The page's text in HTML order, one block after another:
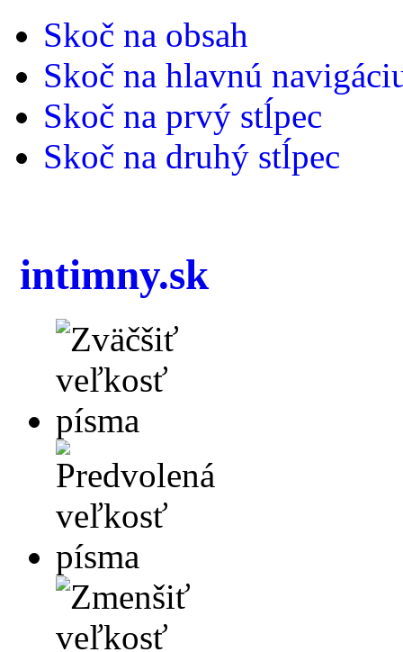
Skoč na obsah
Skoč na hlavnú
Skoč na prvý stĺpec
Skoč na druhý stĺpec
intimny.sk